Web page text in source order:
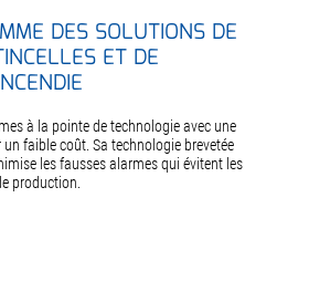
DES SOLUTIONS DE
ET DE
à la pointe de technologie avec une
faible coût. Sa technologie brevetée
les fausses alarmes qui évitent les
production.